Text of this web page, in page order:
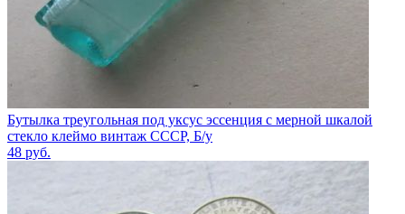
Бутылка треугольная под уксус эссенция с мерной шкалой
стекло клеймо винтаж СССР, Б/у
48 руб.